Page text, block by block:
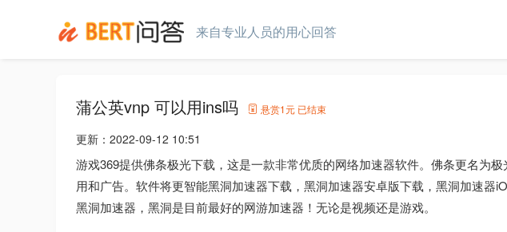
来自专业人员的用心回答
蒲公英vnp 可以用ins吗 悬赏1元 已结束
更新： 2022-09-12 10:51
游戏369提供佛条极光下载，这是一款非常优质的网络加速器软件。佛条更名为
用和广告。软件将更智能黑洞加速器下载，黑洞加速器安卓版下载，黑洞加速器
黑洞加速器，黑洞是目前最好的网游加速器！无论是视频还是游戏。